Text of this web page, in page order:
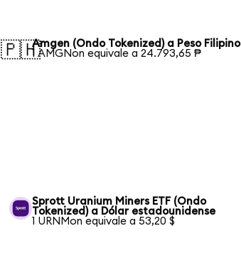
🇵🇭Amgen (Ondo Tokenized) a Peso Filipino
1 AMGNon equivale a 24.793,65 ₱
Sprott Uranium Miners ETF (Ondo
Tokenized) a Dólar estadounidense
1 URNMon equivale a 53,20 $